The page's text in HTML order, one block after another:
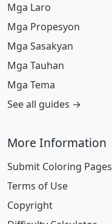
Mga Laro
Mga Propesyon
Mga Sasakyan
Mga Tauhan
Mga Tema
See all guides →
More Information
Submit Coloring Pages
Terms of Use
Copyright